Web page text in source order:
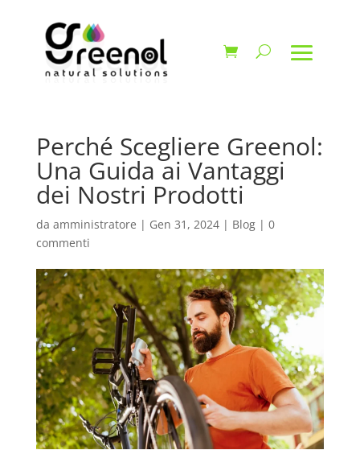
Perché Scegliere Greenol:
Una Guida ai Vantaggi
dei Nostri Prodotti
da amministratore | Gen 31, 2024| Blog| 0
commenti